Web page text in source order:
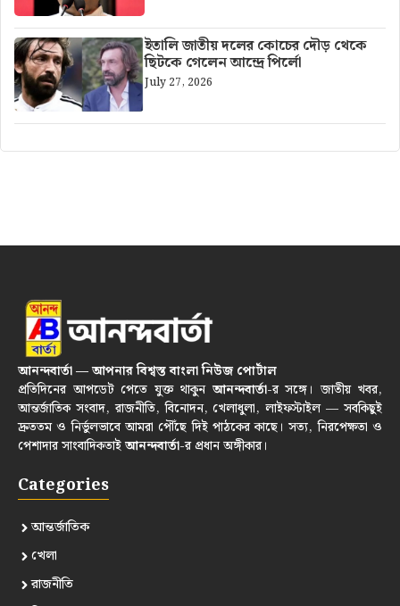
ইতালি জাতীয় দলের কোচের দৌড় থেকে
ছিটকে গেলেন আন্দ্রে পির্লো
July 27, 2026
আনন্দবার্তা — আপনার বিশ্বস্ত বাংলা নিউজ পোর্টাল
প্রতিদিনের আপডেট পেতে যুক্ত থাকুনআনন্দবার্তা-র সঙ্গে। জাতীয় খবর,
আন্তর্জাতিক সংবাদ, রাজনীতি, বিনোদন, খেলাধুলা, লাইফস্টাইল — সবকিছুই
দ্রুততম ও নির্ভুলভাবে আমরা পৌঁছে দিই পাঠকের কাছে। সত্য, নিরপেক্ষতা ও
পেশাদার সাংবাদিকতাইআনন্দবার্তা-র প্রধান অঙ্গীকার।
Categories
আন্তর্জাতিক
খেলা
রাজনীতি